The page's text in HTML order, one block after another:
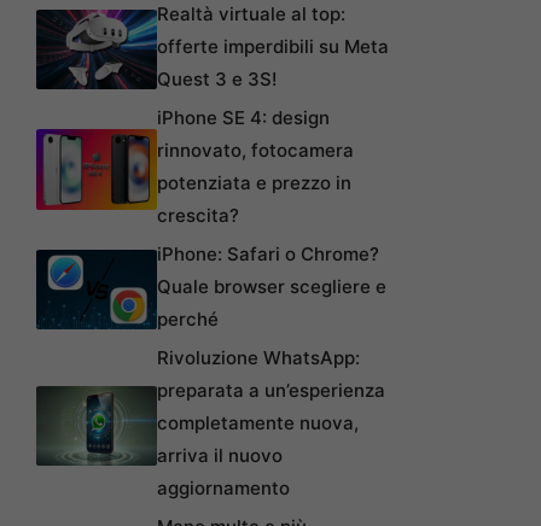
Realtà virtuale al top:
offerte imperdibili su Meta
Quest 3 e 3S!
iPhone SE 4: design
rinnovato, fotocamera
potenziata e prezzo in
crescita?
iPhone: Safari o Chrome?
Quale browser scegliere e
perché
Rivoluzione WhatsApp:
preparata a un’esperienza
completamente nuova,
arriva il nuovo
aggiornamento